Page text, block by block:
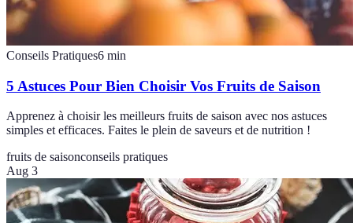
Conseils Pratiques6 min
5 Astuces Pour Bien Choisir Vos Fruits de Saison
Apprenez à choisir les meilleurs fruits de saison avec nos astuces
simples et efficaces. Faites le plein de saveurs et de nutrition !
fruits de saisonconseils pratiques
Aug 3